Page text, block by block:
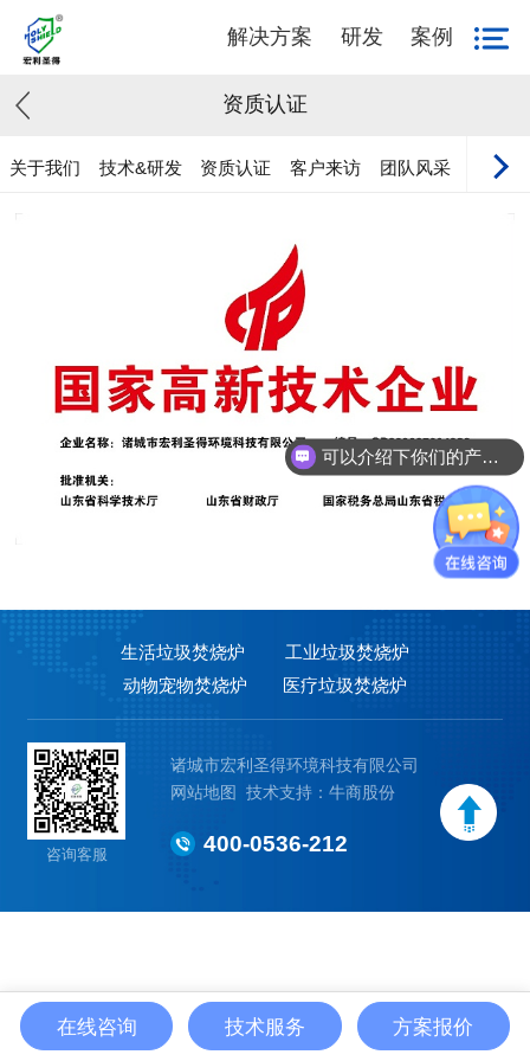
解决方案 研发 案例
资质认证
关于我们 技术&研发 资质认证 客户来访 团队风采 加入我
生活垃圾焚烧炉
工业垃圾焚烧炉
动物宠物焚烧炉
医疗垃圾焚烧炉
咨询客服
诸城市宏利圣得环境科技有限公司
网站地图
技术支持：牛商股份
400-0536-212
产品中心 工程案例 拨打电话
可以介绍下你们的产品么？
在线咨询 技术服务 方案报价